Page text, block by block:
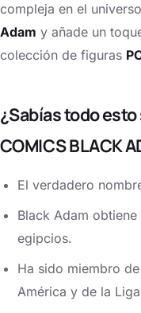
compleja en el
Adam y añade un
colección de figuras
¿Sabías todo esto
COMICS BLACK
El verdadero
Black Adam
egipcios.
Ha sido miembro
América y de la